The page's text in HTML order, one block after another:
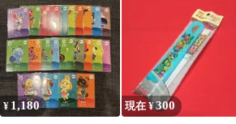
¥ 1,180 現在 ¥300